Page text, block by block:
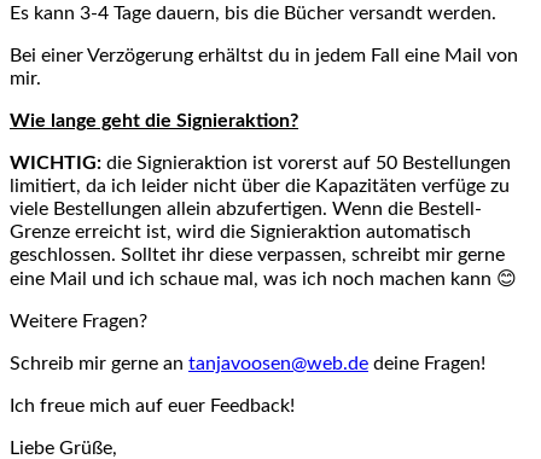
Es kann 3-4 Tage dauern, bis die Bücher versandt werden.
Bei einer Verzögerung erhältst du in jedem Fall eine Mail von
mir.
Wie lange geht die Signieraktion?
WICHTIG: die Signieraktion ist vorerst auf 50 Bestellungen
limitiert, da ich leider nicht über die Kapazitäten verfüge zu
viele Bestellungen allein abzufertigen. Wenn die Bestell-
Grenze erreicht ist, wird die Signieraktion automatisch
geschlossen. Solltet ihr diese verpassen, schreibt mir gerne
eine Mail und ich schaue mal, was ich noch machen kann 😊
Weitere Fragen?
Schreib mir gerne an tanjavoosen@web.de deine Fragen!
Ich freue mich auf euer Feedback!
Liebe Grüße,